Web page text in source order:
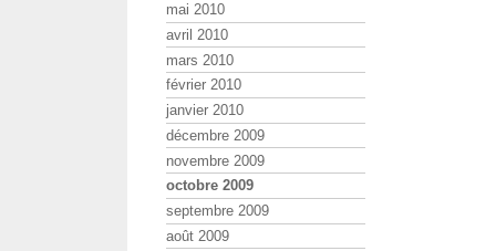
mai 2010
avril 2010
mars 2010
février 2010
janvier 2010
décembre 2009
novembre 2009
octobre 2009
septembre 2009
août 2009